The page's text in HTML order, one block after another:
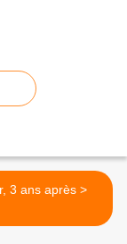
Porcher, 3 ans après >